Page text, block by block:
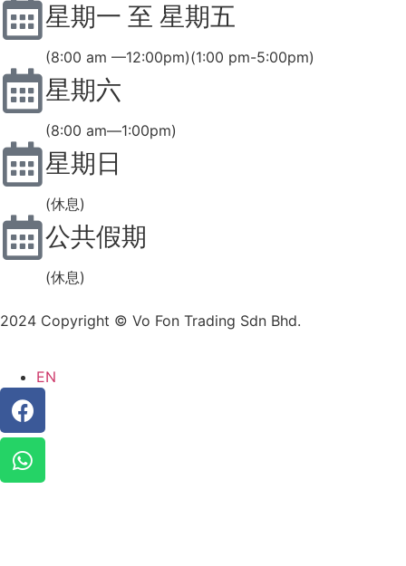
星期一 至 星期五
(8:00 am —12:00pm)(1:00 pm-5:00pm)
星期六
(8:00 am—1:00pm)
星期日
(休息)
公共假期
(休息)
2024 Copyright © Vo Fon Trading Sdn Bhd.
EN